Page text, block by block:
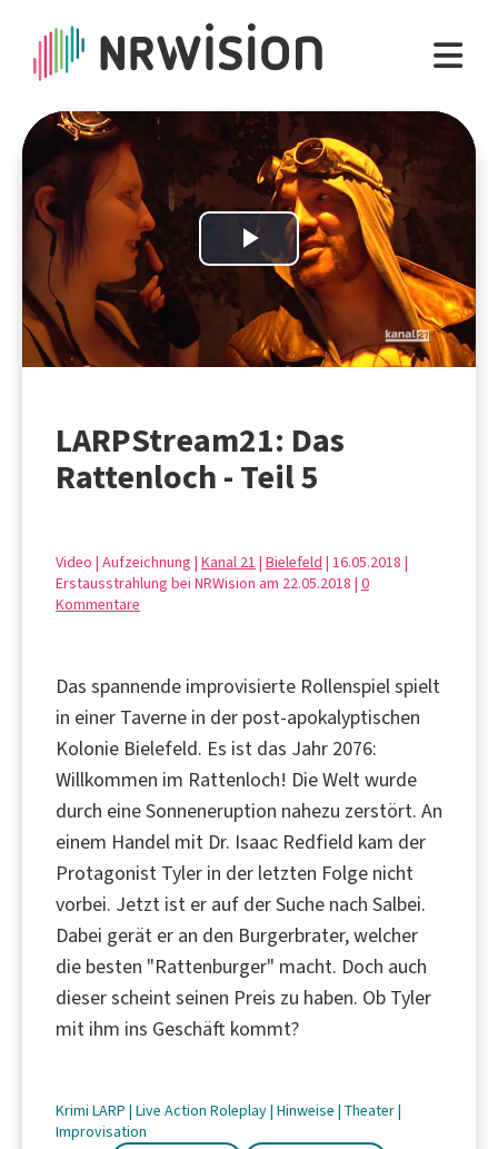
Play
Video
LARPStream21: Das
Rattenloch - Teil 5
Video | Aufzeichnung | Kanal 21 | Bielefeld | 16.05.2018 |
Erstausstrahlung bei NRWision am 22.05.2018 | 0
Kommentare
Das spannende improvisierte Rollenspiel spielt
in einer Taverne in der post-apokalyptischen
Kolonie Bielefeld. Es ist das Jahr 2076:
Willkommen im Rattenloch! Die Welt wurde
durch eine Sonneneruption nahezu zerstört. An
einem Handel mit Dr. Isaac Redfield kam der
Protagonist Tyler in der letzten Folge nicht
vorbei. Jetzt ist er auf der Suche nach Salbei.
Dabei gerät er an den Burgerbrater, welcher
die besten "Rattenburger" macht. Doch auch
dieser scheint seinen Preis zu haben. Ob Tyler
mit ihm ins Geschäft kommt?
Krimi LARP | Live Action Roleplay| Hinweise | Theater|
Improvisation